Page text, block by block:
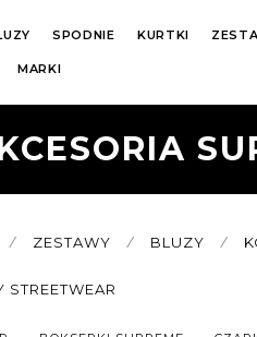
SPODNIE KURTKI
MARKI
⁄ ZESTAWY ⁄ BLUZY ⁄
STREETWEAR